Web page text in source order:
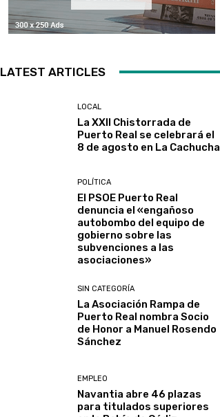
LATEST ARTICLES
LOCAL
La XXII Chistorrada de
Puerto Real se celebrará el
8 de agosto en La Cachucha
POLÍTICA
El PSOE Puerto Real
denuncia el «engañoso
autobombo del equipo de
gobierno sobre las
subvenciones a las
asociaciones»
SIN CATEGORÍA
La Asociación Rampa de
Puerto Real nombra Socio
de Honor a Manuel Rosendo
Sánchez
EMPLEO
Navantia abre 46 plazas
para titulados superiores